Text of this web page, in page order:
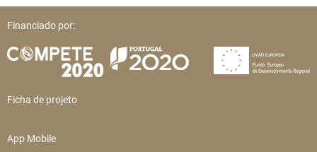
Financiado por:
Ficha de projeto
App Mobile